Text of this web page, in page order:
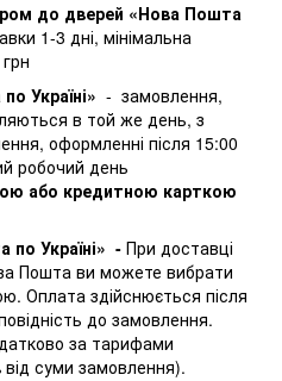
до дверей «Нова Пошта
1-3 дні, мінімальна
Україні» - замовлення,
в той же день, з
оформленні після 15:00
робочий день
або кредитною карткою
по Україні» - При доставці
Пошта ви можете вибрати
Оплата здійснюється після
до замовлення.
за тарифами
від суми замовлення).